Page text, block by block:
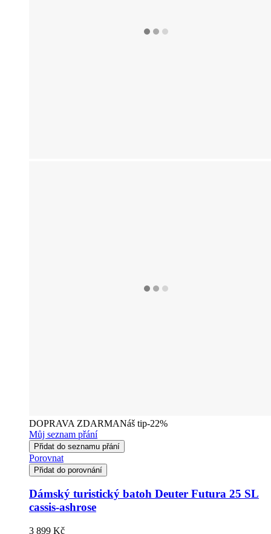
DOPRAVA ZDARMANáš tip-22%
Můj seznam přání
Přidat do seznamu přání
Porovnat
Přidat do porovnání
Dámský turistický batoh Deuter Futura 25 SL
cassis-ashrose
3 899 Kč